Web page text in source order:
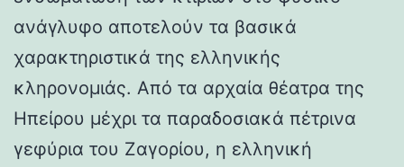
ανάγλυφο αποτελούν τα βασικά
χαρακτηριστικά της ελληνικής
κληρονομιάς. Από τα αρχαία θέατρα της
Ηπείρου μέχρι τα παραδοσιακά πέτρινα
γεφύρια του Ζαγορίου, η ελληνική